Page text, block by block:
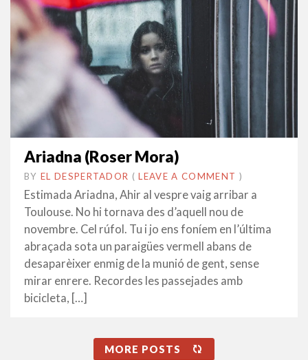
Ariadna (Roser Mora)
BY EL DESPERTADOR ON
11
GENER
•(LEAVE A COMMENT )
Estimada Ariadna, Ahir al vespre vaig arribar a
Toulouse. No hi tornava des d’aquell nou de
novembre. Cel rúfol. Tu i jo ens foníem en l’última
abraçada sota un paraigües vermell abans de
desaparèixer enmig de la munió de gent, sense
mirar enrere. Recordes les passejades amb
bicicleta, […]
MORE POSTS